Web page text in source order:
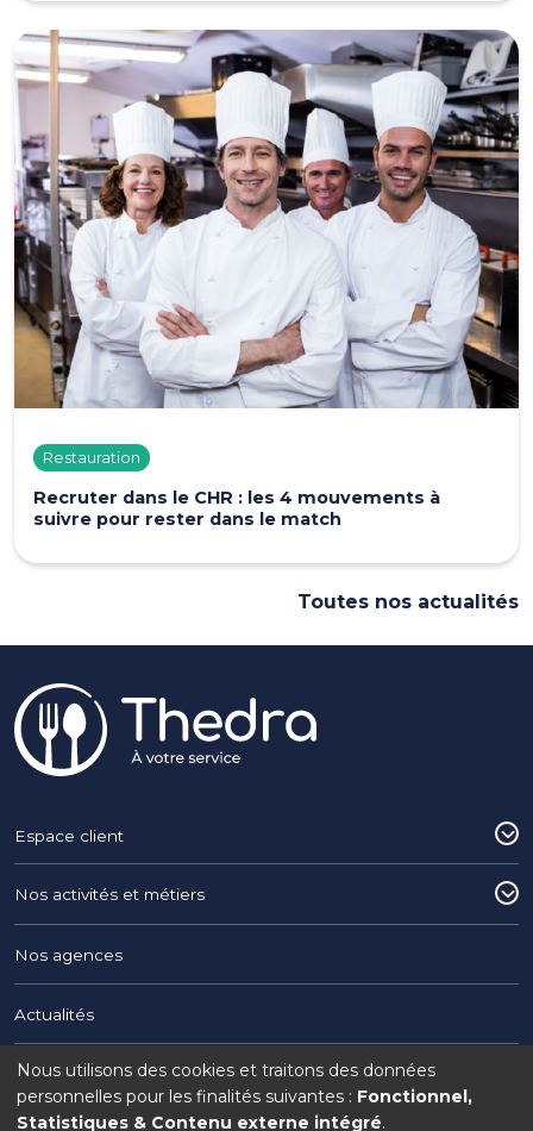
Restauration
Recruter dans le CHR : les 4 mouvements à
suivre pour rester dans le match
Toutes nos actualités
Espace client
Nos activités et métiers
Nos agences
Actualités
Copyright © 2026 THEDRA du Groupe Interaction
Legal menu
Mentions légalesPolitique de confidentialitéPolitique de cookies
Utilisation
Nous utilisons des cookies et traitons des données
personnelles pour les finalités suivantes : Fonctionnel,
Statistiques & Contenu externe intégré.